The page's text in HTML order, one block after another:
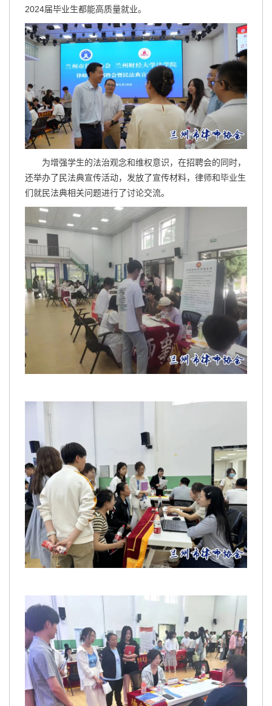
2024届毕业生都能高质量就业。
为增强学生的法治观念和维权意识，在招聘会的同时，
还举办了民法典宣传活动，发放了宣传材料，律师和毕业生
们就民法典相关问题进行了讨论交流。